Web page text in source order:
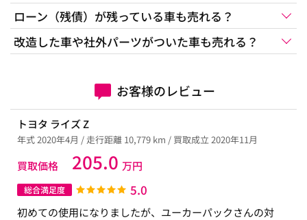
ローン（残債）が残っている車も売れる？
改造した車や社外パーツがついた車も売れる？
お客様のレビュー
トヨタ ライズ Z
年式 2020年4月 / 走行距離 10,779 km / 買取成立 2020年11月
買取価格 205.0 万円
総合満足度 5.0
初めての使用になりましたが、ユーカーパックさんの対